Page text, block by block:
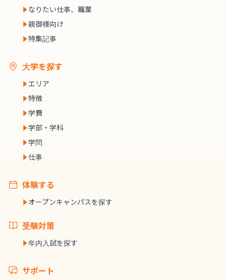
なりたい仕事、職業
親御様向け
特集記事
大学を探す
エリア
特徴
学費
学部・学科
学問
仕事
体験する
オープンキャンパスを探す
受験対策
年内入試を探す
サポート